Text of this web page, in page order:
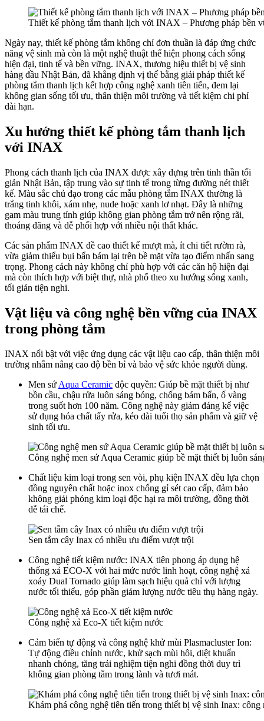
Thiết kế phòng tắm thanh lịch với INAX – Phương pháp bền
Ngày nay, thiết kế phòng tắm không chỉ đơn thuần là đáp ứng chức
năng vệ sinh mà còn là một nghệ thuật thể hiện phong cách sống
hiện đại, tinh tế và bền vững. INAX, thương hiệu thiết bị vệ sinh
hàng đầu Nhật Bản, đã khẳng định vị thế bằng giải pháp thiết kế
phòng tắm thanh lịch kết hợp công nghệ xanh tiên tiến, đem lại
không gian sống tối ưu, thân thiện môi trường và tiết kiệm chi phí
dài hạn.
Xu hướng thiết kế phòng tắm thanh lịch
với INAX
Phong cách thanh lịch của INAX được xây dựng trên tinh thần tối
giản Nhật Bản, tập trung vào sự tinh tế trong từng đường nét thiết
kế. Màu sắc chủ đạo trong các mẫu phòng tắm INAX thường là
trắng tinh khôi, xám nhẹ, nude hoặc xanh lơ nhạt. Đây là những
gam màu trung tính giúp không gian phòng tắm trở nên rộng rãi,
thoáng đãng và dễ phối hợp với nhiều nội thất khác.​
Các sản phẩm INAX đề cao thiết kế mượt mà, ít chi tiết rườm rà,
vừa giảm thiểu bụi bẩn bám lại trên bề mặt vừa tạo điểm nhấn sang
trọng. Phong cách này không chỉ phù hợp với các căn hộ hiện đại
mà còn thích hợp với biệt thự, nhà phố theo xu hướng sống xanh,
tối giản tiện nghi.​
Vật liệu và công nghệ bền vững của INAX
trong phòng tắm
INAX nổi bật với việc ứng dụng các vật liệu cao cấp, thân thiện môi
trường nhằm nâng cao độ bền bỉ và bảo vệ sức khỏe người dùng.
Men sứ Aqua Ceramic độc quyền: Giúp bề mặt thiết bị như
bồn cầu, chậu rửa luôn sáng bóng, chống bám bẩn, ố vàng
trong suốt hơn 100 năm. Công nghệ này giảm đáng kể việc
sử dụng hóa chất tẩy rửa, kéo dài tuổi thọ sản phẩm và giữ vệ
sinh tối ưu.​
Công nghệ men sứ Aqua Ceramic giúp bề mặt thiết bị luôn
Chất liệu kim loại trong sen vòi, phụ kiện INAX đều lựa chọn
đồng nguyên chất hoặc inox chống gỉ sét cao cấp, đảm bảo
không giải phóng kim loại độc hại ra môi trường, đồng thời
dễ tái chế.​
Sen tắm cây Inax có nhiều ưu điểm vượt trội
Công nghệ tiết kiệm nước: INAX tiên phong áp dụng hệ
thống xả ECO-X với hai mức nước linh hoạt, công nghệ xả
xoáy Dual Tornado giúp làm sạch hiệu quả chỉ với lượng
nước tối thiểu, góp phần giảm lượng nước tiêu thụ hàng ngày.​
Công nghệ xả Eco-X tiết kiệm nước
Cảm biến tự động và công nghệ khử mùi Plasmacluster Ion:
Tự động điều chỉnh nước, khử sạch mùi hôi, diệt khuẩn
nhanh chóng, tăng trải nghiệm tiện nghi đồng thời duy trì
không gian phòng tắm trong lành và tươi mát.​
Khám phá công nghệ tiên tiến trong thiết bị vệ sinh Inax: công